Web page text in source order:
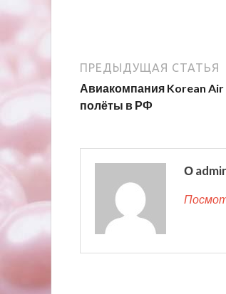
ПРЕДЫДУЩАЯ СТАТЬЯ
Авиакомпания Korean
полёты в РФ
О